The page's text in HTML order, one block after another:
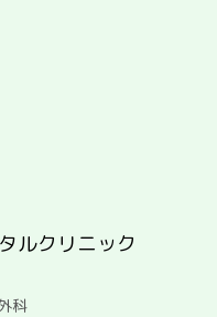
ルクリニック
科